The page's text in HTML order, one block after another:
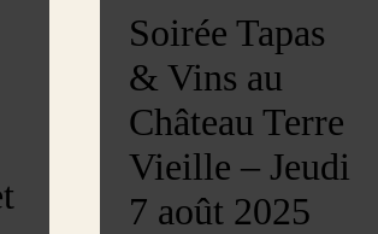
Soirée Tapas
& Vins au
Château Terre
Vieille – Jeudi
7 août 2025